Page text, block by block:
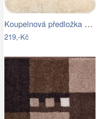
Koupelnová předložka Optima 55x55 cm…
219,-Kč